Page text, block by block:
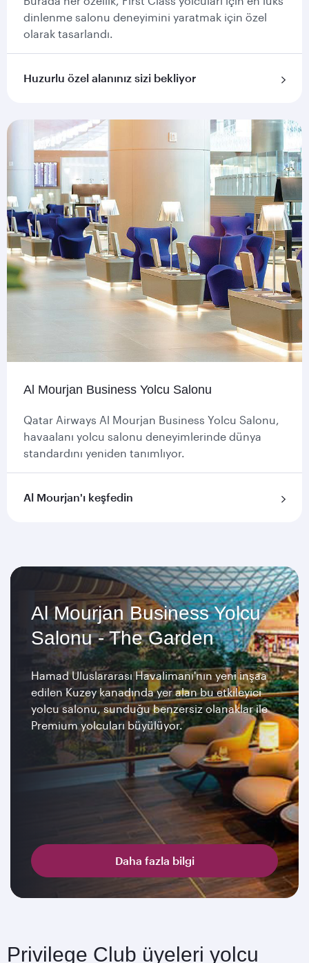
dinlenme salonu deneyimini yaratmak için özel
olarak tasarlandı.
Huzurlu özel alanınız sizi bekliyor
Al Mourjan Business Yolcu Salonu
Qatar Airways Al Mourjan Business Yolcu Salonu,
havaalanı yolcu salonu deneyimlerinde dünya
standardını yeniden tanımlıyor.
Al Mourjan'ı keşfedin
Al Mourjan Business Yolcu
Salonu - The Garden
Hamad Uluslararası Havalimanı'nın yeni inşaa
edilen Kuzey kanadında yer alan bu etkileyici
yolcu salonu, sunduğu benzersiz olanaklar ile
Premium yolcuları büyülüyor.
Daha fazla bilgi
Privilege Club üyeleri yolcu